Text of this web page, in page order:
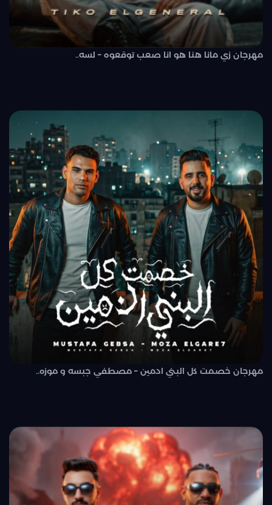
مهرجان زي مانا هنا هو انا صعب توقعوه – لسه..
مهرجان خصمت كل البني ادمين – مصطفي جبسه و موزه..